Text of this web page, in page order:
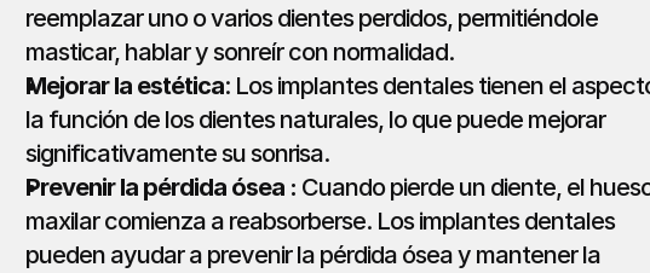
reemplazar uno o varios dientes perdidos, permitiéndole
masticar, hablar y sonreír con normalidad.
Mejorar la estética: Los implantes dentales tienen el
la función de los dientes naturales, lo que puede mejorar
significativamente su sonrisa.
Prevenir la pérdida ósea : Cuando pierde un diente, el
maxilar comienza a reabsorberse. Los implantes dentales
pueden ayudar a prevenir la pérdida ósea y mantener la